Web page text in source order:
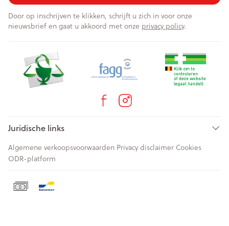
Door op inschrijven te klikken, schrijft u zich in voor onze
nieuwsbrief en gaat u akkoord met onze privacy policy.
Juridische links
Algemene verkoopsvoorwaarden Privacy disclaimer Cookies
ODR-platform